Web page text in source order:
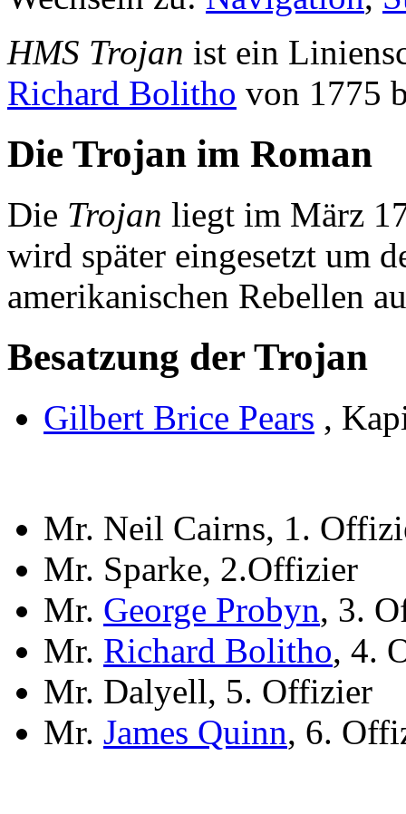
HMS Trojan ist ein
Richard Bolitho von 1775
Die Trojan im Roman
Die Trojan liegt im März
wird später eingesetzt um
amerikanischen Rebellen
Besatzung der Trojan
Gilbert Brice Pears ,
Mr. Neil Cairns, 1.
Mr. Sparke, 2.Offizier
Mr. George Probyn, 3.
Mr. Richard Bolitho, 4.
Mr. Dalyell, 5. Offizier
Mr. James Quinn, 6.